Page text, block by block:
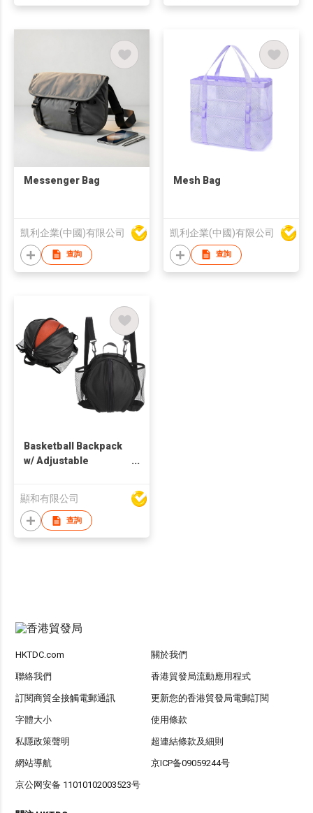
Messenger Bag
凱利企業(中國)有限公司
查詢
Mesh Bag
凱利企業(中國)有限公司
查詢
Basketball Backpack
w/ Adjustable
顯和有限公司
查詢
HKTDC.com 關於我們
聯絡我們 香港貿發局流動應用程式
訂閱商貿全接觸電郵通訊 更新您的香港貿發局電郵訂閱
字體大小 使用條款
私隱政策聲明 超連結條款及細則
網站導航 京ICP备09059244号
京公网安备 11010102003523号